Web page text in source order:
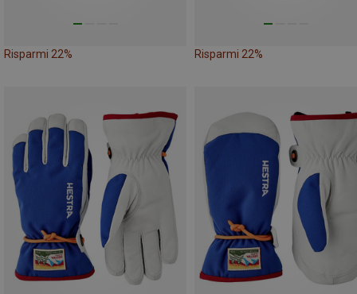
Risparmi 22% Risparmi 22%